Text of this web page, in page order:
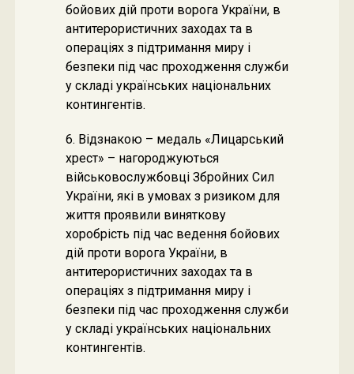
бойових дій проти ворога України, в
антитерористичних заходах та в
операціях з підтримання миру і
безпеки під час проходження служби
у складі українських національних
контингентів.
6. Відзнакою – медаль «Лицарський
хрест» – нагороджуються
військовослужбовці Збройних Сил
України, які в умовах з ризиком для
життя проявили виняткову
хоробрість під час ведення бойових
дій проти ворога України, в
антитерористичних заходах та в
операціях з підтримання миру і
безпеки під час проходження служби
у складі українських національних
контингентів.